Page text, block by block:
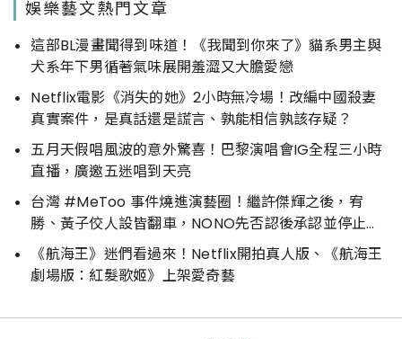
娛樂藝文熱門文章
這部BL漫畫聞得到味道！《我聞到你來了》貓系男主與
犬系年下男循著氣味展開羞澀又大膽愛戀
Netflix電影《消失的她》2小時無冷場！改編中國殺妻
真實案件，是真話還是謊言、孰能相信孰該存疑？
五月天假唱風波的意外驚喜！巴黎演唱會IG全程三小時
直播，廣邀五迷唱到天亮
台灣 #MeToo 事件燒進演藝圈！繼許傑輝之後，宥
勝、黃子佼人設皆翻車，NONO先否認後承認並停止演
藝工作
《航海王》迷們看過來！Netflix開拍真人版、《航海王
劇場版：紅髮歌姬》上架愛奇藝